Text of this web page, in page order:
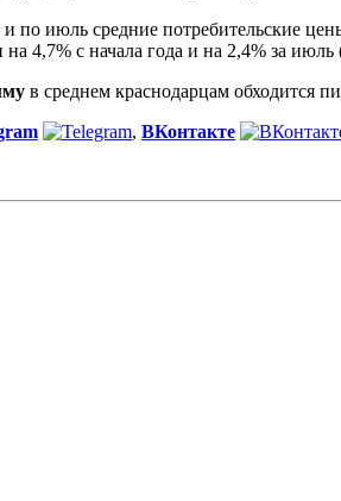
и по июль средние потребительские
4,7% с начала года и на 2,4% за июль
в среднем краснодарцам обходится
, ВКонтакте